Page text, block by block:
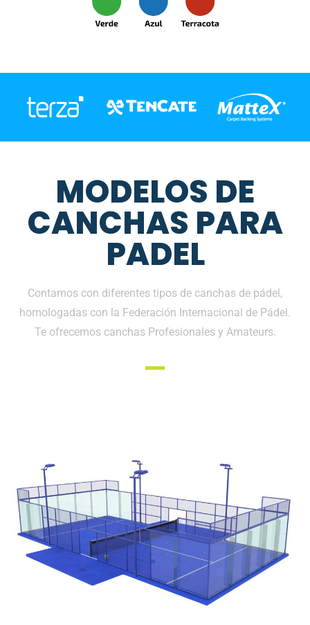
MODELOS DE
CANCHAS PARA
PADEL
Contamos con diferentes tipos de canchas de pádel,
homologadas con la Federación Internacional de Pádel.
Te ofrecemos canchas Profesionales y Amateurs.